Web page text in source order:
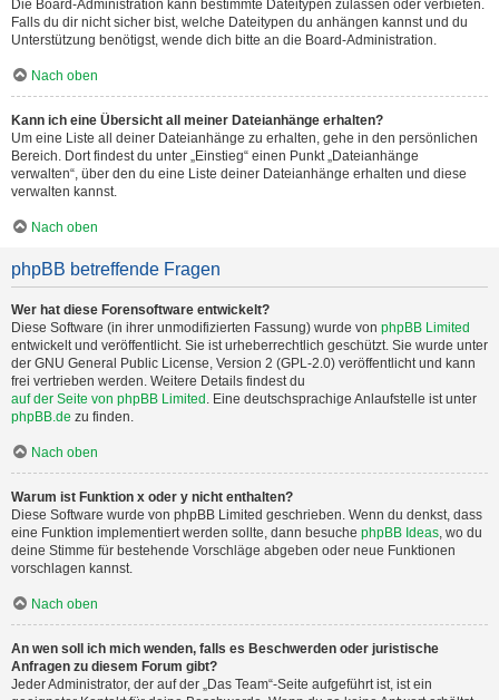
Die Board-Administration kann bestimmte Dateitypen zulassen oder verbieten.
Falls du dir nicht sicher bist, welche Dateitypen du anhängen kannst und du
Unterstützung benötigst, wende dich bitte an die Board-Administration.
Nach oben
Kann ich eine Übersicht all meiner Dateianhänge erhalten?
Um eine Liste all deiner Dateianhänge zu erhalten, gehe in den persönlichen
Bereich. Dort findest du unter „Einstieg“ einen Punkt „Dateianhänge
verwalten“, über den du eine Liste deiner Dateianhänge erhalten und diese
verwalten kannst.
Nach oben
phpBB betreffende Fragen
Wer hat diese Forensoftware entwickelt?
Diese Software (in ihrer unmodifizierten Fassung) wurde von phpBB Limited
entwickelt und veröffentlicht. Sie ist urheberrechtlich geschützt. Sie wurde unter
der GNU General Public License, Version 2 (GPL-2.0) veröffentlicht und kann
frei vertrieben werden. Weitere Details findest du
auf der Seite von phpBB Limited . Eine deutschsprachige Anlaufstelle ist unter
phpBB.de zu finden.
Nach oben
Warum ist Funktion x oder y nicht enthalten?
Diese Software wurde von phpBB Limited geschrieben. Wenn du denkst, dass
eine Funktion implementiert werden sollte, dann besuche phpBB Ideas, wo du
deine Stimme für bestehende Vorschläge abgeben oder neue Funktionen
vorschlagen kannst.
Nach oben
An wen soll ich mich wenden, falls es Beschwerden oder juristische
Anfragen zu diesem Forum gibt?
Jeder Administrator, der auf der „Das Team“-Seite aufgeführt ist, ist ein